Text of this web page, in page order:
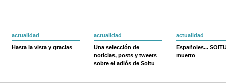
actualidad
Hasta la vista y gracias
actualidad
Una selección de
noticias, posts y tweets
sobre el adiós de Soitu
actualidad
Españoles...
muerto